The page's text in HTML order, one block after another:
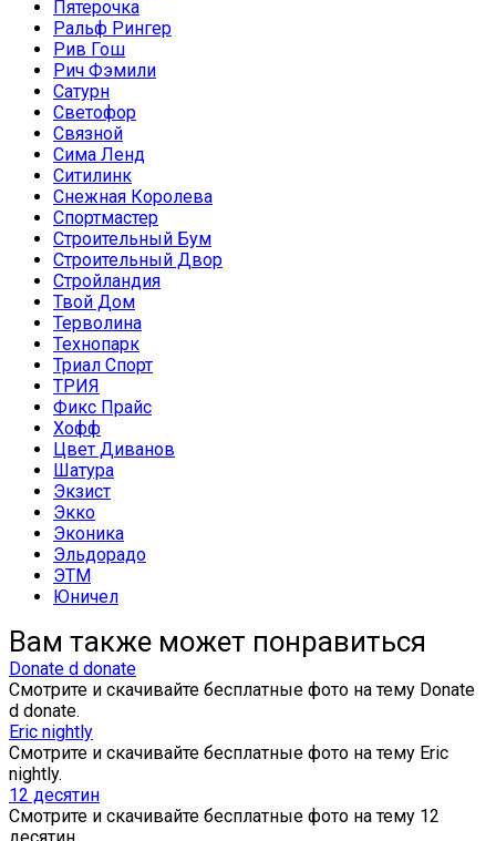
Пятерочка
Ральф Рингер
Рив Гош
Рич Фэмили
Сатурн
Светофор
Связной
Сима Ленд
Ситилинк
Снежная Королева
Спортмастер
Строительный Бум
Строительный Двор
Стройландия
Твой Дом
Терволина
Технопарк
Триал Спорт
ТРИЯ
Фикс Прайс
Хофф
Цвет Диванов
Шатура
Экзист
Экко
Эконика
Эльдорадо
ЭТМ
Юничел
Вам также может понравиться
Donate d donate
Смотрите и скачивайте бесплатные фото на тему Donate
d donate.
Eric nightly
Смотрите и скачивайте бесплатные фото на тему Eric
nightly.
12 десятин
Смотрите и скачивайте бесплатные фото на тему 12